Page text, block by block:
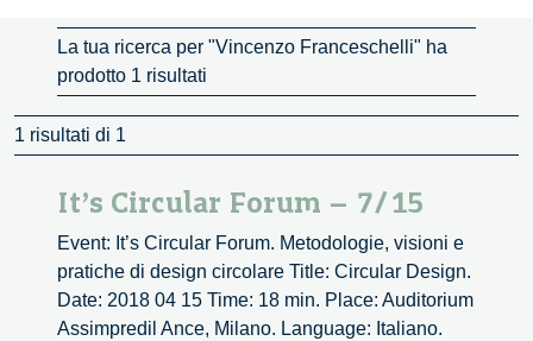
La tua ricerca per "Vincenzo Franceschelli" ha
prodotto 1 risultati
1 risultati di 1
It’s Circular Forum – 7/15
Event: It’s Circular Forum. Metodologie, visioni e
pratiche di design circolare Title: Circular Design.
Date: 2018 04 15 Time: 18 min. Place: Auditorium
Assimpredil Ance, Milano. Language: Italiano.